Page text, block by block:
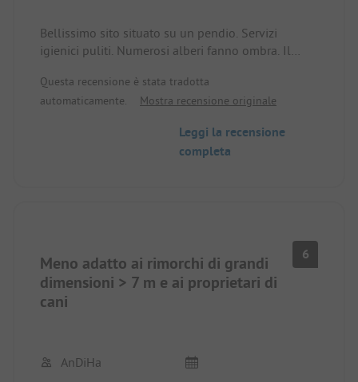
Bellissimo sito situato su un pendio. Servizi
igienici puliti. Numerosi alberi fanno ombra. Il
di bicicletta. Possibilità di fare belle escursioni in
bicicletta.
Questa recensione è stata tradotta
automaticamente.
Mostra recensione originale
Leggi la recensione
completa
Meno adatto ai rimorchi di grandi
dimensioni > 7 m e ai proprietari di
cani
6
AnDiHa